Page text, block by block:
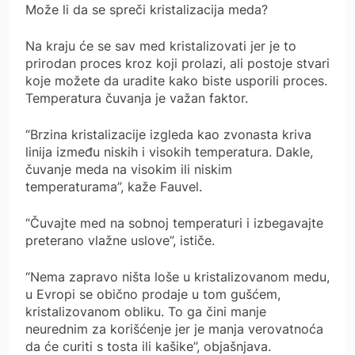
Može li da se spreči kristalizacija meda?
Na kraju će se sav med kristalizovati jer je to
prirodan proces kroz koji prolazi, ali postoje stvari
koje možete da uradite kako biste usporili proces.
Temperatura čuvanja je važan faktor.
“Brzina kristalizacije izgleda kao zvonasta kriva
linija između niskih i visokih temperatura. Dakle,
čuvanje meda na visokim ili niskim
temperaturama”, kaže Fauvel.
“Čuvajte med na sobnoj temperaturi i izbegavajte
preterano vlažne uslove”, ističe.
“Nema zapravo ništa loše u kristalizovanom medu,
u Evropi se obično prodaje u tom gušćem,
kristalizovanom obliku. To ga čini manje
neurednim za korišćenje jer je manja verovatnoća
da će curiti s tosta ili kašike”, objašnjava.